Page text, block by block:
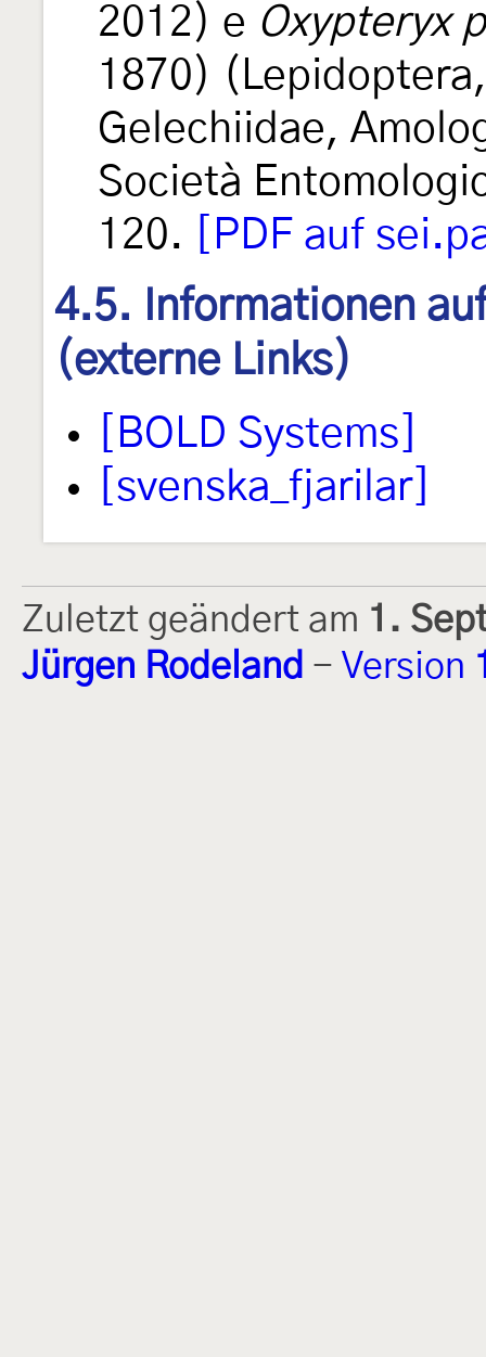
2012) e Oxypteryx
1870)
Gelechiidae,
Società
120.
[PDF auf
4.5. Informationen
(externe Links)
[BOLD Systems]
[svenska_fjarilar]
Zuletzt geändert am 1.
Jürgen Rodeland - Version